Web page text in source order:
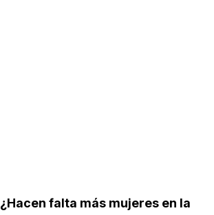
¿Hacen falta más mujeres en la